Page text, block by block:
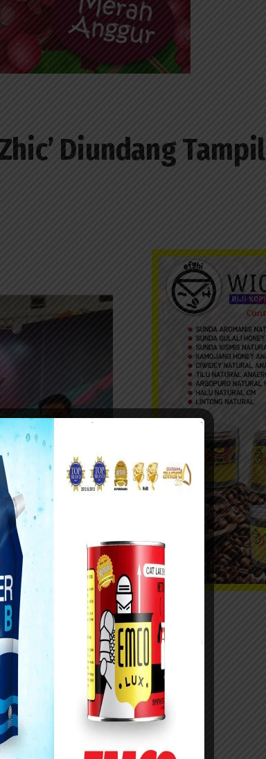
Diundang Tampil
puncak
untuk
City Convex